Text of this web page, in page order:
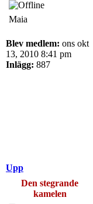
Maia
Blev medlem: ons okt
13, 2010 8:41 pm
Inlägg: 887
Upp
Den stegrande
kamelen